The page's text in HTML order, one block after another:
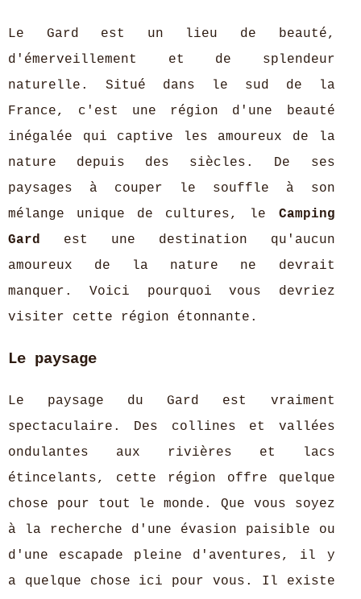
Le Gard est un lieu de beauté,
d'émerveillement et de splendeur
naturelle. Situé dans le sud de la
France, c'est une région d'une beauté
inégalée qui captive les amoureux de la
nature depuis des siècles. De ses
paysages à couper le souffle à son
mélange unique de cultures, le Camping
Gard est une destination qu'aucun
amoureux de la nature ne devrait
manquer. Voici pourquoi vous devriez
visiter cette région étonnante.
Le paysage
Le paysage du Gard est vraiment
spectaculaire. Des collines et vallées
ondulantes aux rivières et lacs
étincelants, cette région offre quelque
chose pour tout le monde. Que vous soyez
à la recherche d'une évasion paisible ou
d'une escapade pleine d'aventures, il y
a quelque chose ici pour vous. Il existe